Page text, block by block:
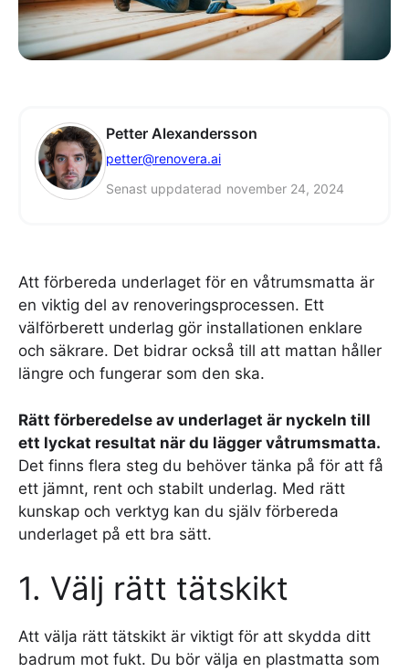
Petter Alexandersson
petter@renovera.ai
Senast uppdaterad november 24, 2024
Att förbereda underlaget för en våtrumsmatta är
en viktig del av renoveringsprocessen. Ett
välförberett underlag gör installationen enklare
och säkrare. Det bidrar också till att mattan håller
längre och fungerar som den ska.
Rätt förberedelse av underlaget är nyckeln till
ett lyckat resultat när du lägger våtrumsmatta.
Det finns flera steg du behöver tänka på för att få
ett jämnt, rent och stabilt underlag. Med rätt
kunskap och verktyg kan du själv förbereda
underlaget på ett bra sätt.
1. Välj rätt tätskikt
Att välja rätt tätskikt är viktigt för att skydda ditt
badrum mot fukt. Du bör välja en plastmatta som